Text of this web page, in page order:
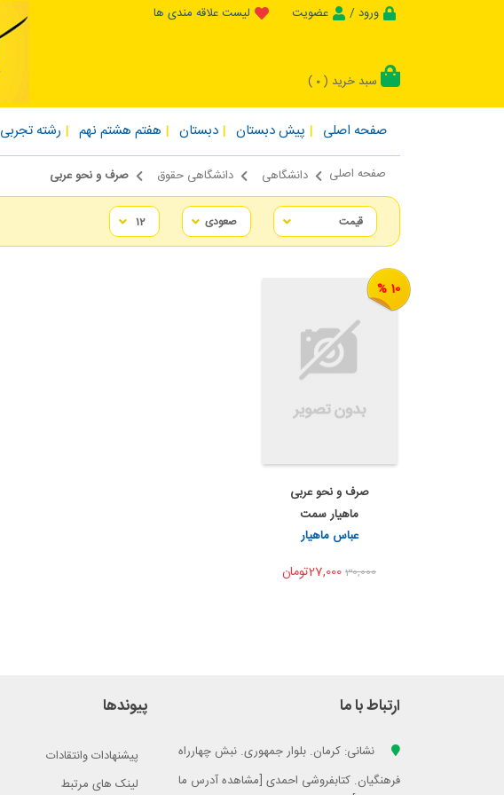
ورود / عضویت لیست علاقه مندی ها
سبد خرید ( 0
)
صفحه اصلی پیش دبستان دبستان هفتم هشتم نهم رشته تجربی
صفحه اصلی دانشگاهی دانشگاهی حقوق صرف و نحو عربی
10 %
به من اطلاع بده
اشتراک گذاری
صرف و نحو عربی
ماهیار سمت
عباس ماهیار
30,000
ارتباط با ما
نشانی: کرمان. بلوار جمهوری. نبش چهارراه
فرهنگیان. کتابفروشی احمدی [مشاهده آدرس ما
پیوندها
پیشنهادات وانتقادات
لینک های مرتبط